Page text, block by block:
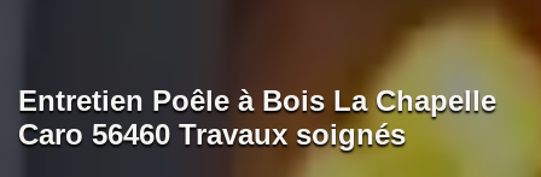
Entretien Poêle à Bois La Chapelle
Caro 56460 Travaux soignés